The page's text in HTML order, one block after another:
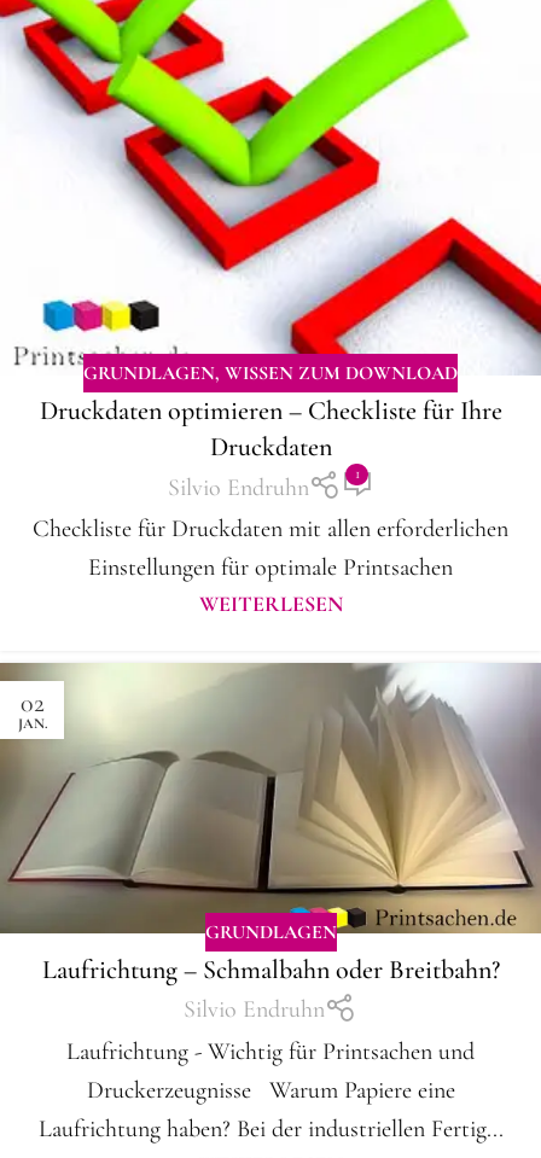
GRUNDLAGEN, WISSEN ZUM DOWNLOAD
Druckdaten optimieren – Checkliste für Ihre
Druckdaten
Silvio Endruhn 1
Checkliste für Druckdaten mit allen erforderlichen
Einstellungen für optimale Printsachen
WEITERLESEN
02
JAN.
GRUNDLAGEN
Laufrichtung – Schmalbahn oder Breitbahn?
Silvio Endruhn
Laufrichtung - Wichtig für Printsachen und
Druckerzeugnisse Warum Papiere eine
Laufrichtung haben? Bei der industriellen Fertig...